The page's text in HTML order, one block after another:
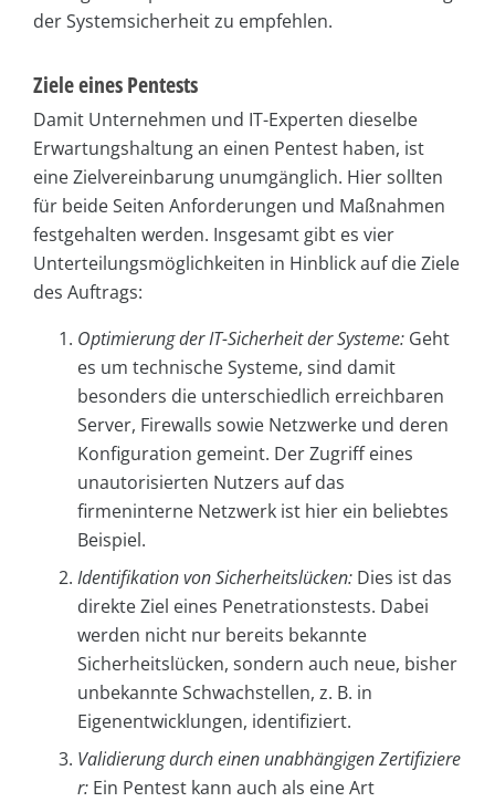
der Systemsicherheit zu empfehlen.
Ziele eines Pentests
Damit Unternehmen und IT-Experten dieselbe
Erwartungshaltung an einen Pentest haben, ist
eine Zielvereinbarung unumgänglich. Hier sollten
für beide Seiten Anforderungen und Maßnahmen
festgehalten werden. Insgesamt gibt es vier
Unterteilungsmöglichkeiten in Hinblick auf die Ziele
des Auftrags:
Optimierung der IT-Sicherheit der Systeme: Geht
es um technische Systeme, sind damit
besonders die unterschiedlich erreichbaren
Server, Firewalls sowie Netzwerke und deren
Konfiguration gemeint. Der Zugriff eines
unautorisierten Nutzers auf das
firmeninterne Netzwerk ist hier ein beliebtes
Beispiel.
Identifikation von Sicherheitslücken: Dies ist das
direkte Ziel eines Penetrationstests. Dabei
werden nicht nur bereits bekannte
Sicherheitslücken, sondern auch neue, bisher
unbekannte Schwachstellen, z. B. in
Eigenentwicklungen, identifiziert.
Validierung durch einen unabhängigen Zertifiziere
r: Ein Pentest kann auch als eine Art